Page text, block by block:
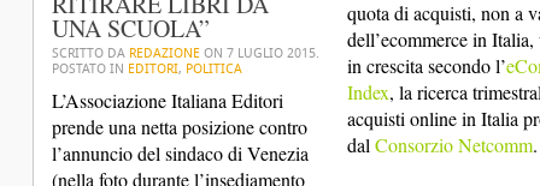
UNA SCUOLA”
SCRITTO DA REDAZIONE ON 7 LUGLIO 2015.
POSTATO IN EDITORI, POLITICA
L’Associazione Italiana Editori
prende una netta posizione contro
l’annuncio del sindaco di Venezia
(nella foto durante l’insediamento
quota di acquisti, non a
dell’ecommerce in Italia,
in crescita secondo l’
Index, la ricerca
acquisti online in Italia
dalConsorzio Netcomm.